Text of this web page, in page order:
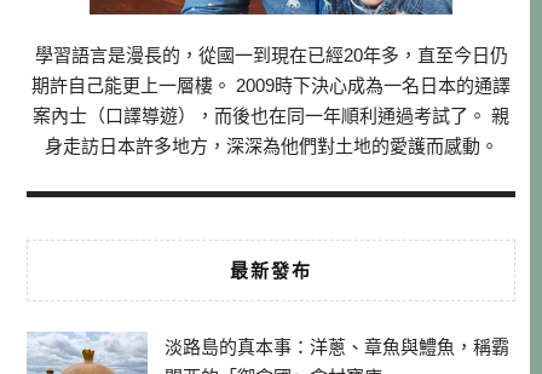
學習語言是漫長的，從國一到現在已經20年多，直至今日仍
期許自己能更上一層樓。 2009時下決心成為一名日本的通譯
案內士（口譯導遊），而後也在同一年順利通過考試了。 親
身走訪日本許多地方，深深為他們對土地的愛護而感動。
最新發布
淡路島的真本事：洋蔥、章魚與鱧魚，稱霸